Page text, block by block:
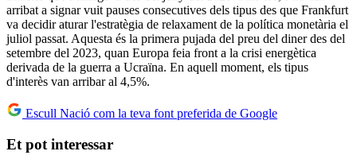
arribat a signar vuit pauses consecutives dels tipus des que Frankfurt
va decidir aturar l'estratègia de relaxament de la política monetària el
juliol passat. Aquesta és la primera pujada del preu del diner des del
setembre del 2023, quan Europa feia front a la crisi energètica
derivada de la guerra a Ucraïna. En aquell moment, els tipus
d'interès van arribar al 4,5%.
Escull Nació com la teva font preferida de Google
Et pot interessar